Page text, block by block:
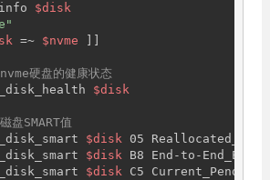
$disk
=~ $nvme
硬盘的健康状态
$disk
盘SMART值
$disk 05
$disk B8 End-to-End_Error
$disk C5